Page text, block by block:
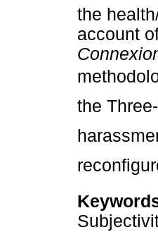
the
account
the